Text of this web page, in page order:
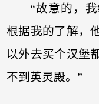
“故意的，
根据我的了解，
以外去买个汉堡
不到英灵殿。”